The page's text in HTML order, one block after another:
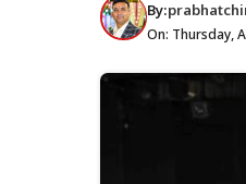
By:
On: Thursday,